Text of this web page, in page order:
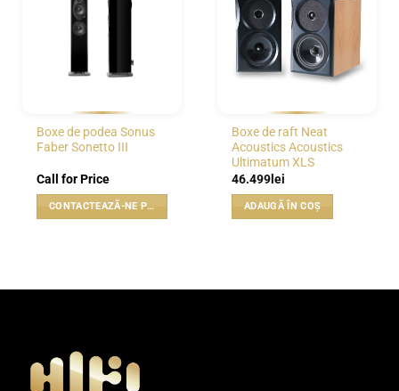
WISHLIST
Boxe de podea Sonus
Faber Sonetto III
Call for Price
CONTACTEAZĂ-NE PENTRU PREȚ
WISHLIST
Boxe de raft Neat
Acoustics Acoustics
Ultimatum XLS
46.499lei
ADAUGĂ ÎN COȘ